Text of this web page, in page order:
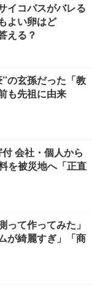
イコパスがバレる
よい卵はど
える？
の玄孫だった「教
も先祖に由来
会社・個人から
を被災地へ「正直
て作ってみた」
が綺麗すぎ」「商